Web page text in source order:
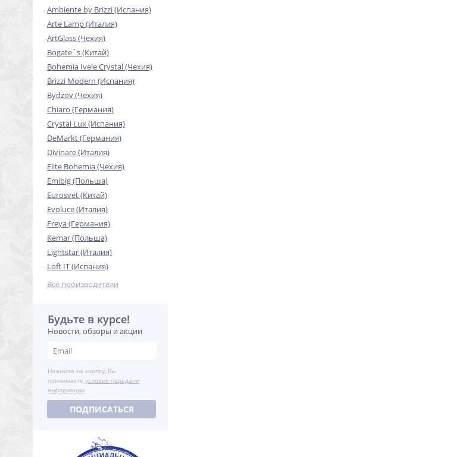
Ambiente by Brizzi (Испания)
Arte Lamp (Италия)
ArtGlass (Чехия)
Bogate`s (Китай)
Bohemia Ivele Crystal (Чехия)
Brizzi Modern (Испания)
Bydzov (Чехия)
Chiaro (Германия)
Crystal Lux (Испания)
DeMarkt (Германия)
Divinare (Италия)
Elite Bohemia (Чехия)
Emibig (Польша)
Eurosvet (Китай)
Evoluce (Италия)
Freya (Германия)
Kemar (Польша)
Lightstar (Италия)
Loft IT (Испания)
Все производители
Будьте в курсе!
Новости, обзоры и акции
Нажимая на кнопку, Вы
принимаете условия передачи
информации
ПОДПИСАТЬСЯ